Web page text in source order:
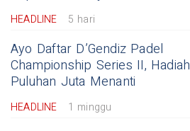
HEADLINE 5 hari
Ayo Daftar D’Gendiz Padel
Championship Series II, Hadiah
Puluhan Juta Menanti
HEADLINE 1 minggu